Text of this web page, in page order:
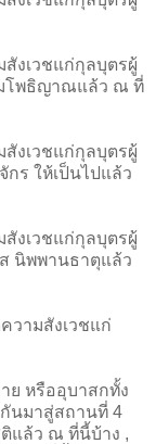
สังเวชแก่กุลบุตรผู้
โพธิญาณแล้ว ณ ที่
สังเวชแก่กุลบุตรผู้
ร ให้เป็นไปแล้ว
สังเวชแก่กุลบุตรผู้
นิพพานธาตุแล้ว
วามสังเวชแก่
หรืออุบาสกทั้ง
นมาสู่สถานที่ 4
แล้ว ณ ที่นี้บ้าง ,